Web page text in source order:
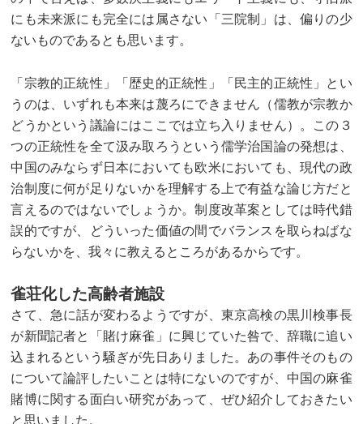
にも未来派にも完全には属さない「三院制」は、偏りの少
ないものであるとも思います。
「宗教的正統性」「歴史的正統性」「民主的正統性」とい
うのは、いずれも本来は蔑ろにできません（儒教が宗教か
どうかという議論にはここでは立ち入りません）。この３
つの正統性を全て汲み取ろうという儒学治国論の発想は、
中国のみならず日本においても欧米においても、現代の政
治制度に何が足りないかを理解する上で有益な論じ方だと
言えるのではないでしょうか。制度改革案としては時代錯
誤的ですが、どういった価値の間でバランスを取らねばな
らないかを、我々に教えるところがあるからです。
雀荘化した高齢者施設
さて、急に話が変わるようですが、東京高検の黒川検事長
が新聞記者と「賭け麻雀」に興じていた咎で、辞職に追い
込まれるという騒ぎが先日ありました。あの事件そのもの
について論評したいことは特にないのですが、中国の麻雀
賭博に関する面白い研究があって、ぜひ紹介しておきたい
と思いました。